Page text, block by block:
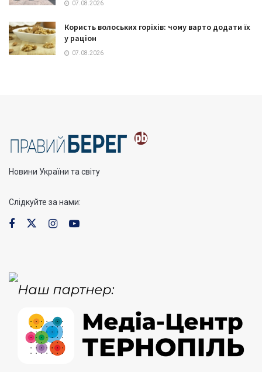
07.08.2026
Користь волоських горіхів: чому варто додати їх
у раціон
07.08.2026
Новини України та світу
Слідкуйте за нами: